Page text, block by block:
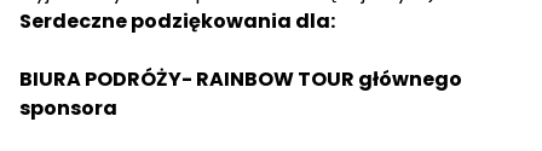
Serdeczne podziękowania dla:
BIURA PODRÓŻY- RAINBOW TOUR głównego
sponsora